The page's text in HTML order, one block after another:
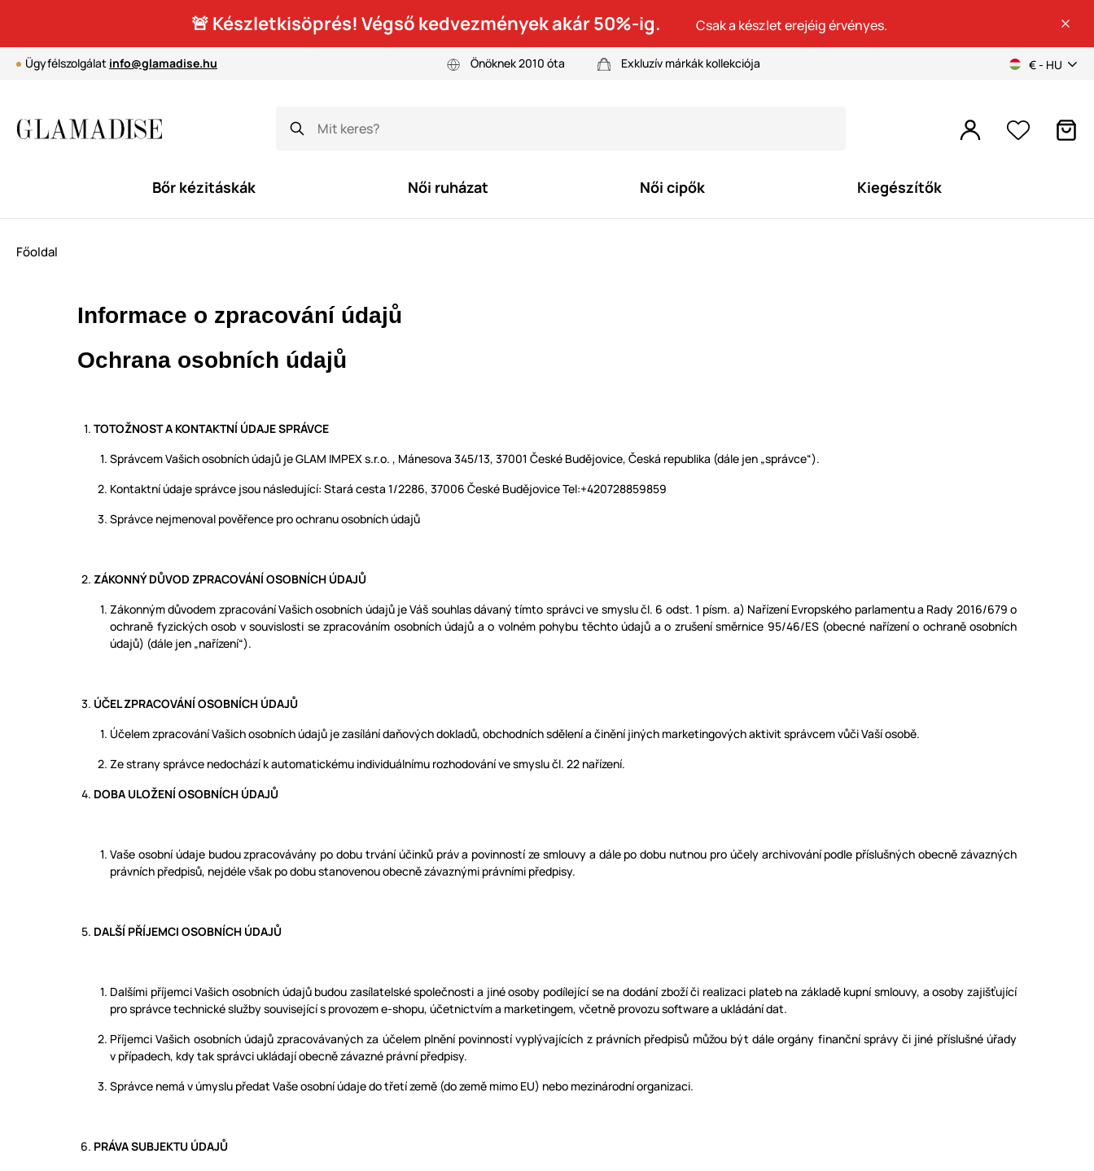
🚨 Készletkisöprés! Végső kedvezmények akár 50%-ig. Csak a készlet erejéig érvényes.
Ügyfélszolgálat info@glamadise.hu Önöknek 2010 óta Exkluzív márkák kollekciója € - HU
Bőr kézitáskák Női ruházat Női cipők Kiegészítők
Főoldal
Informace o zpracování údajů
Ochrana osobních údajů
TOTOŽNOST A KONTAKTNÍ ÚDAJE SPRÁVCE
Správcem Vašich osobních údajů je GLAM IMPEX s.r.o. , Mánesova 345/13, 37001 České Budějovice, Česká republika (dále jen „správce“).
Kontaktní údaje správce jsou následující: Stará cesta 1/2286, 37006 České Budějovice Tel:+420728859859
Správce nejmenoval pověřence pro ochranu osobních údajů
ZÁKONNÝ DŮVOD ZPRACOVÁNÍ OSOBNÍCH ÚDAJŮ
Zákonným důvodem zpracování Vašich osobních údajů je Váš souhlas dávaný tímto správci ve smyslu čl. 6 odst. 1 písm. a) Nařízení Evropského parlamentu a Rady 2016/679 o
ochraně fyzických osob v souvislosti se zpracováním osobních údajů a o volném pohybu těchto údajů a o zrušení směrnice 95/46/ES (obecné nařízení o ochraně osobních
údajů) (dále jen „nařízení“).
ÚČEL ZPRACOVÁNÍ OSOBNÍCH ÚDAJŮ
Účelem zpracování Vašich osobních údajů je zasílání daňových dokladů, obchodních sdělení a činění jiných marketingových aktivit správcem vůči Vaší osobě.
Ze strany správce nedochází k automatickému individuálnímu rozhodování ve smyslu čl. 22 nařízení.
DOBA ULOŽENÍ OSOBNÍCH ÚDAJŮ
Vaše osobní údaje budou zpracovávány po dobu trvání účinků práv a povinností ze smlouvy a dále po dobu nutnou pro účely archivování podle příslušných obecně závazných
právních předpisů, nejdéle však po dobu stanovenou obecně závaznými právními předpisy.
DALŠÍ PŘÍJEMCI OSOBNÍCH ÚDAJŮ
Dalšími příjemci Vašich osobních údajů budou zasílatelské společnosti a jiné osoby podílející se na dodání zboží či realizaci plateb na základě kupní smlouvy, a osoby zajišťující
pro správce technické služby související s provozem e-shopu, účetnictvím a marketingem, včetně provozu software a ukládání dat.
Příjemci Vašich osobních údajů zpracovávaných za účelem plnění povinností vyplývajících z právních předpisů můžou být dále orgány finanční správy či jiné příslušné úřady
v případech, kdy tak správci ukládají obecně závazné právní předpisy.
Správce nemá v úmyslu předat Vaše osobní údaje do třetí země (do země mimo EU) nebo mezinárodní organizaci.
PRÁVA SUBJEKTU ÚDAJŮ